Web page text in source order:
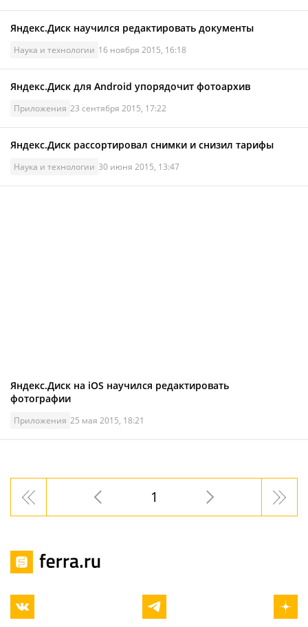
Яндекс.Диск научился редактировать документы
Наука и технологии 16 ноября 2015, 16:18
Яндекс.Диск для Android упорядочит фотоархив
Приложения 23 сентября 2015, 17:22
Яндекс.Диск рассортировал снимки и снизил тарифы
Наука и технологии 30 июня 2015, 13:47
Яндекс.Диск на iOS научился редактировать
фотографии
Приложения 25 мая 2015, 18:21
1